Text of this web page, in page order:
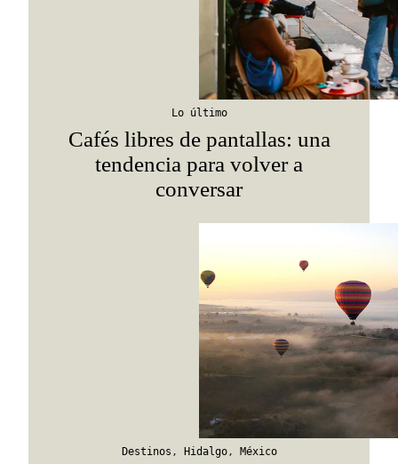
Lo último
Cafés libres de pantallas: una
tendencia para volver a
conversar
Destinos , Hidalgo, México